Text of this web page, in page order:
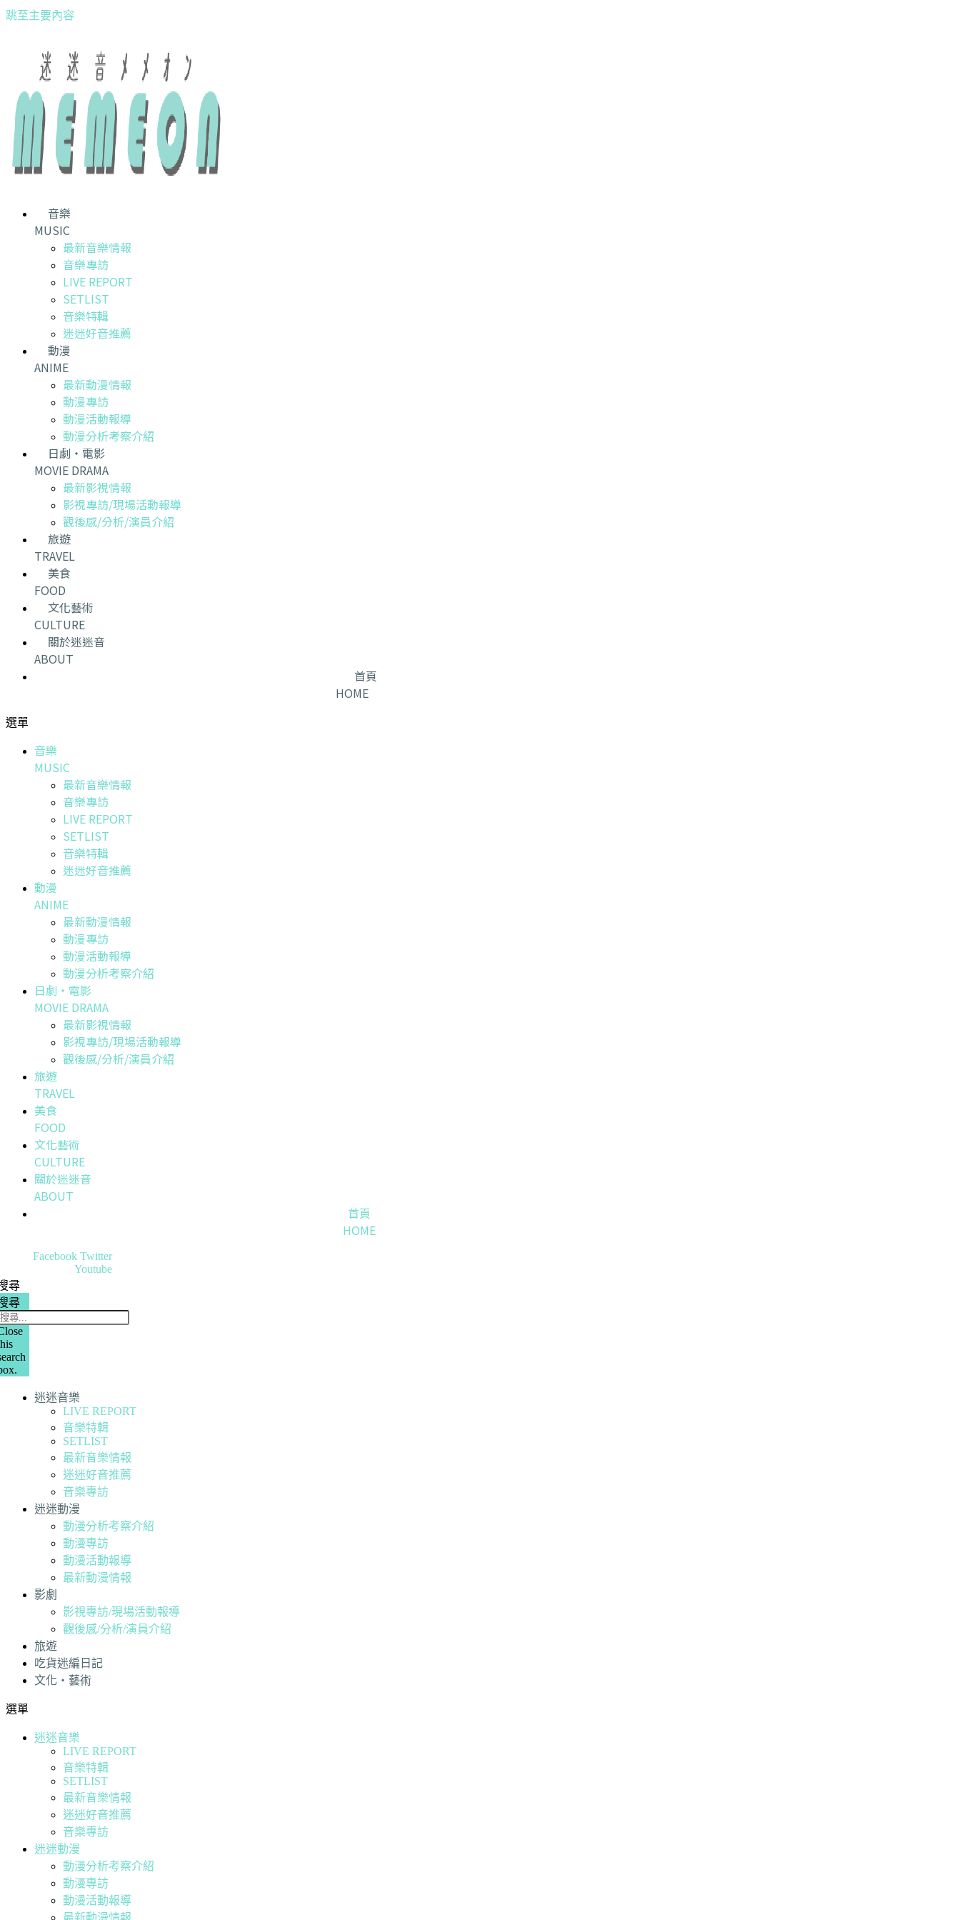
跳至主要內容
音樂
MUSIC
最新音樂情報
音樂專訪
LIVE REPORT
SETLIST
音樂特輯
迷迷好音推薦
動漫
ANIME
最新動漫情報
動漫專訪
動漫活動報導
動漫分析考察介紹
日劇・電影
MOVIE DRAMA
最新影視情報
影視專訪/現場活動報導
觀後感/分析/演員介紹
旅遊
TRAVEL
美食
FOOD
文化藝術
CULTURE
關於迷迷音
ABOUT
首頁
HOME
選單
音樂
MUSIC
最新音樂情報
音樂專訪
LIVE REPORT
SETLIST
音樂特輯
迷迷好音推薦
動漫
ANIME
最新動漫情報
動漫專訪
動漫活動報導
動漫分析考察介紹
日劇・電影
MOVIE DRAMA
最新影視情報
影視專訪/現場活動報導
觀後感/分析/演員介紹
旅遊
TRAVEL
美食
FOOD
文化藝術
CULTURE
關於迷迷音
ABOUT
首頁
HOME
Facebook Twitter
Youtube
尋
尋
迷迷音樂
LIVE REPORT
音樂特輯
SETLIST
最新音樂情報
迷迷好音推薦
音樂專訪
迷迷動漫
動漫分析考察介紹
動漫專訪
動漫活動報導
最新動漫情報
影劇
影視專訪/現場活動報導
觀後感/分析/演員介紹
旅遊
吃貨迷編日記
文化・藝術
選單
迷迷音樂
LIVE REPORT
音樂特輯
SETLIST
最新音樂情報
迷迷好音推薦
音樂專訪
迷迷動漫
動漫分析考察介紹
動漫專訪
動漫活動報導
最新動漫情報